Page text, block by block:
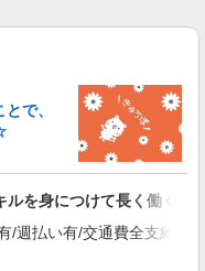
で生活ケア▼清掃やフロ
＜日払い有/週払い有/交
含む)＞
で、
を身につけて長く働く♪
週払い有/交通費全支給(ガ